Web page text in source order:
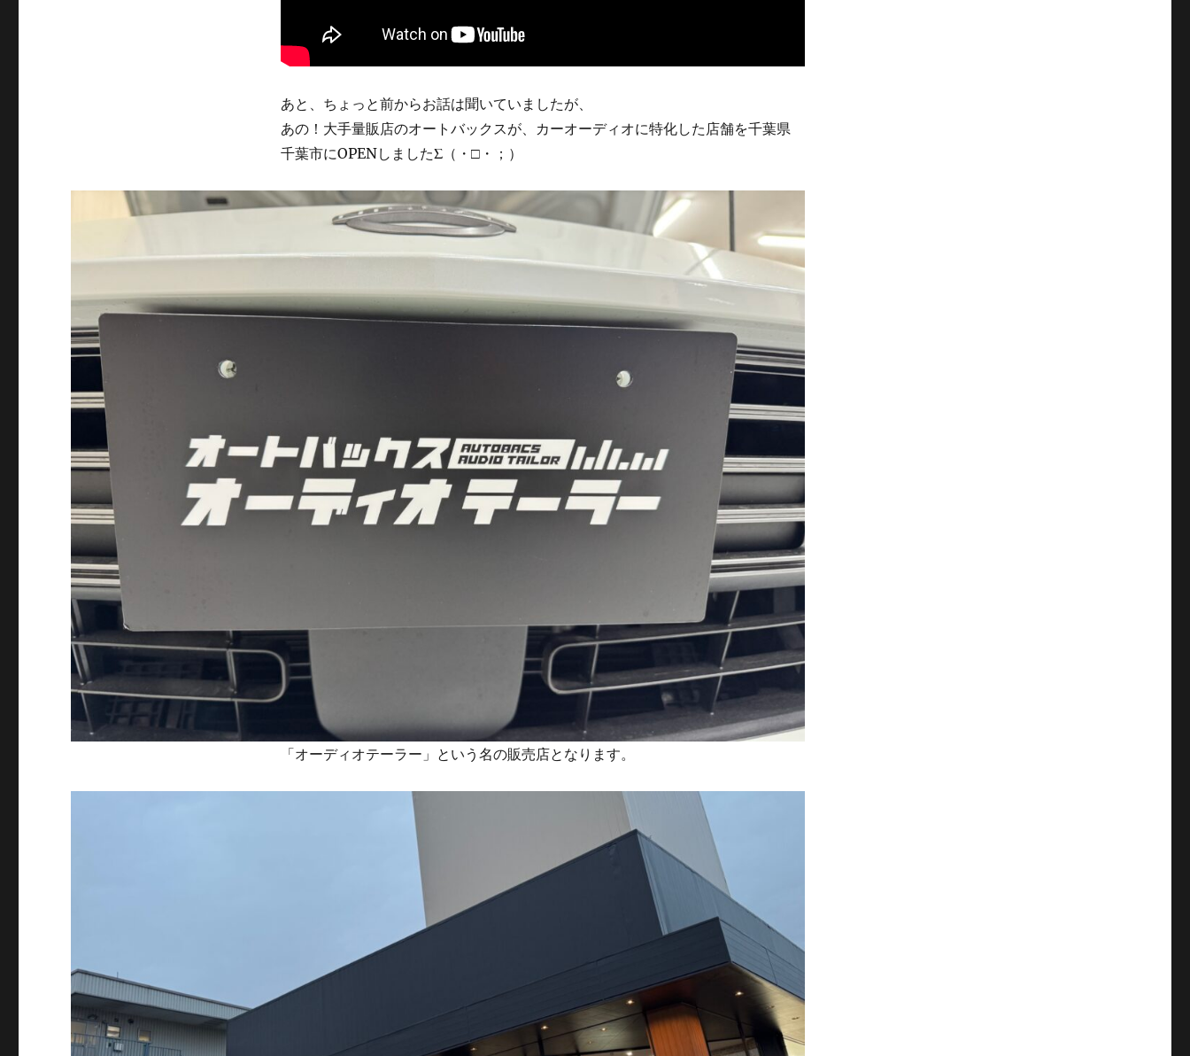
あと、ちょっと前からお話は聞いていましたが、
あの！大手量販店のオートバックスが、カーオーディオに特化した店舗を千葉県
千葉市にOPENしましたΣ（・□・；）
「オーディオテーラー」という名の販売店となります。